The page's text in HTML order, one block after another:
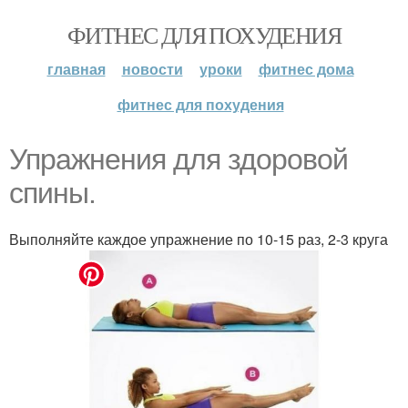
ФИТНЕС ДЛЯ ПОХУДЕНИЯ
главная новости уроки
фитнес дома
фитнес для похудения
Упражнения для здоровой
спины.
Выполняйте каждое упражнение по 10-15 раз, 2-3 круга